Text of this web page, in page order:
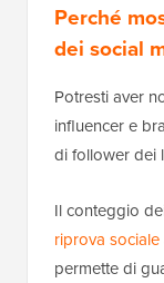
Perché
dei social
Potresti aver
influencer e
di follower dei
Il conteggio
riprova sociale
permette di